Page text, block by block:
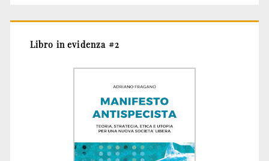
Libro in evidenza #2